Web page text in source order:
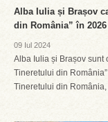
Alba Iulia și Brașov
din România” în 2026
09 Iul 2024
Alba Iulia și Brașov sunt
Tineretului din
Tineretului din